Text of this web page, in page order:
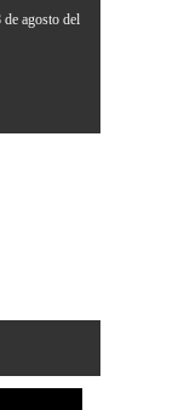
de agosto del